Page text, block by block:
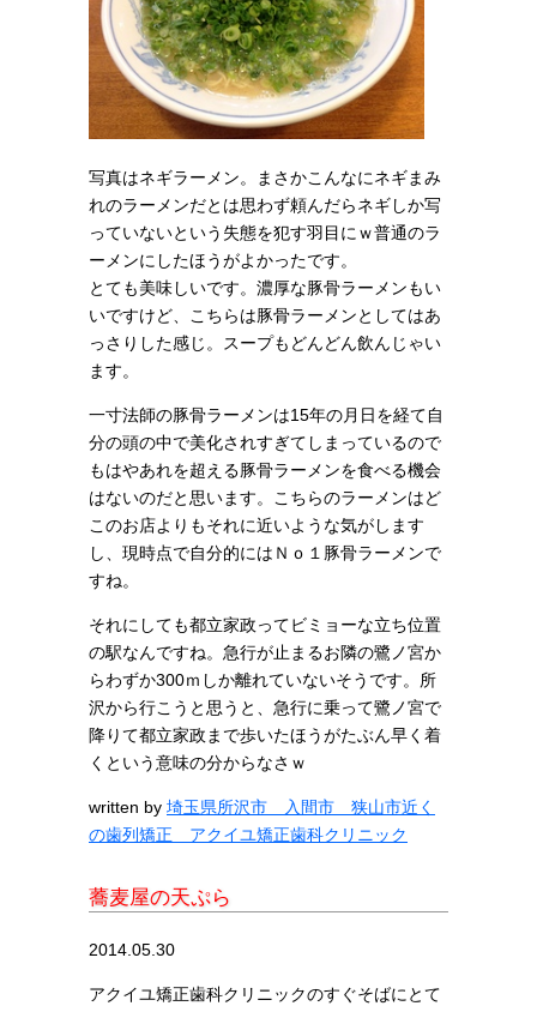
写真はネギラーメン。まさかこんなにネギまみ
れのラーメンだとは思わず頼んだらネギしか写
っていないという失態を犯す羽目にｗ普通のラ
ーメンにしたほうがよかったです。
とても美味しいです。濃厚な豚骨ラーメンもい
いですけど、こちらは豚骨ラーメンとしてはあ
っさりした感じ。スープもどんどん飲んじゃい
ます。
一寸法師の豚骨ラーメンは15年の月日を経て自
分の頭の中で美化されすぎてしまっているので
もはやあれを超える豚骨ラーメンを食べる機会
はないのだと思います。こちらのラーメンはど
このお店よりもそれに近いような気がします
し、現時点で自分的にはＮｏ１豚骨ラーメンで
すね。
それにしても都立家政ってビミョーな立ち位置
の駅なんですね。急行が止まるお隣の鷺ノ宮か
らわずか300ｍしか離れていないそうです。所
沢から行こうと思うと、急行に乗って鷺ノ宮で
降りて都立家政まで歩いたほうがたぶん早く着
くという意味の分からなさｗ
written by 埼玉県所沢市 入間市 狭山市近く
の歯列矯正 アクイユ矯正歯科クリニック
蕎麦屋の天ぷら
2014.05.30
アクイユ矯正歯科クリニックのすぐそばにとて